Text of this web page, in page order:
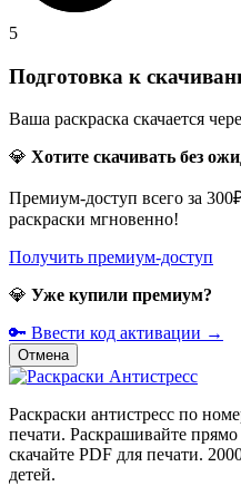
5
Подготовка к
Ваша раскраска скачается
💎 Хотите скачивать без
Премиум-доступ всего за
раскраски мгновенно!
Получить премиум-доступ
💎 Уже купили премиум?
🔑 Ввести код активации →
Отмена
Раскраски антистресс по
печати. Раскрашивайте прямо
скачайте PDF для печати.
детей.